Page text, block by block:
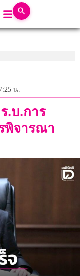
น.
.บ.การ
พิจารณา